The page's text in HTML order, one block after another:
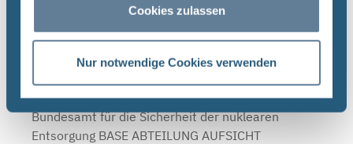
Cookies zulassen
Nur notwendige Cookies verwenden
der Prüfanweisung "Wiederkehrende Prüfung
PA-XM-004 (vi)), Stand 02.11.2022 (PDF)
Bundesamt für die Sicherheit der nuklearen
Entsorgung BASE ABTEILUNG AUFSICHT